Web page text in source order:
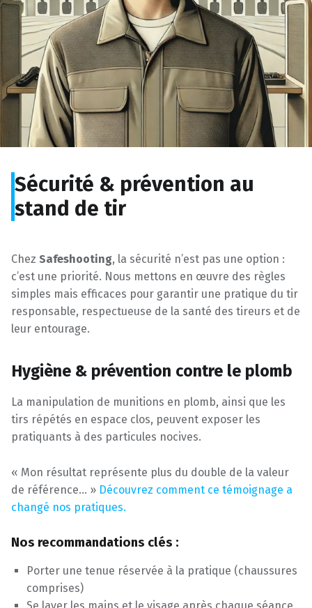
Sécurité & prévention au
stand de tir
Chez Safeshooting, la sécurité n’est pas une option :
c’est une priorité. Nous mettons en œuvre des règles
simples mais efficaces pour garantir une pratique du tir
responsable, respectueuse de la santé des tireurs et de
leur entourage.
Hygiène & prévention contre le plomb
La manipulation de munitions en plomb, ainsi que les
tirs répétés en espace clos, peuvent exposer les
pratiquants à des particules nocives.
« Mon résultat représente plus du double de la valeur
de référence… » Découvrez comment ce témoignage a
changé nos pratiques.
Nos recommandations clés :
Porter une tenue réservée à la pratique (chaussures
comprises)